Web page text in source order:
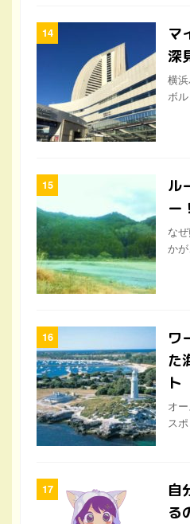
マ
深
横
ボ
ル
ー！
な
か
ワ
た
ト
オ
ス
自
る